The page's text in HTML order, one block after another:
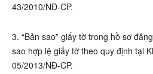
43/2010/NĐ-CP.
3. “Bản sao” giấy tờ trong hồ sơ
sao hợp lệ giấy tờ theo quy định tại
05/2013/NĐ-CP.